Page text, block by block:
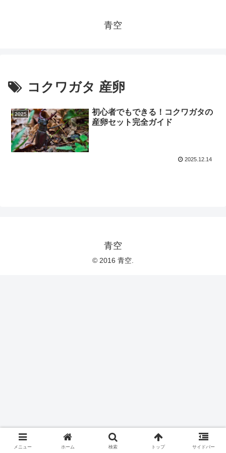
青空
コクワガタ 産卵
2025
初心者でもできる！コクワガタの
産卵セット完全ガイド
2025.12.14
青空
© 2016 青空.
メニュー ホーム 検索 トップ サイドバー